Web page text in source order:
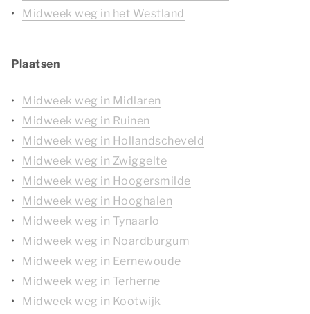
Midweek weg in het Westland
Plaatsen
Midweek weg in Midlaren
Midweek weg in Ruinen
Midweek weg in Hollandscheveld
Midweek weg in Zwiggelte
Midweek weg in Hoogersmilde
Midweek weg in Hooghalen
Midweek weg in Tynaarlo
Midweek weg in Noardburgum
Midweek weg in Eernewoude
Midweek weg in Terherne
Midweek weg in Kootwijk